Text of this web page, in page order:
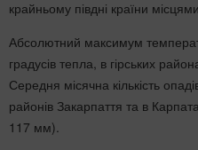
крайньому півдні країни
Абсолютний максимум
градусів тепла, в гірських
Середня місячна кількість
районів Закарпаття та в
117 мм).